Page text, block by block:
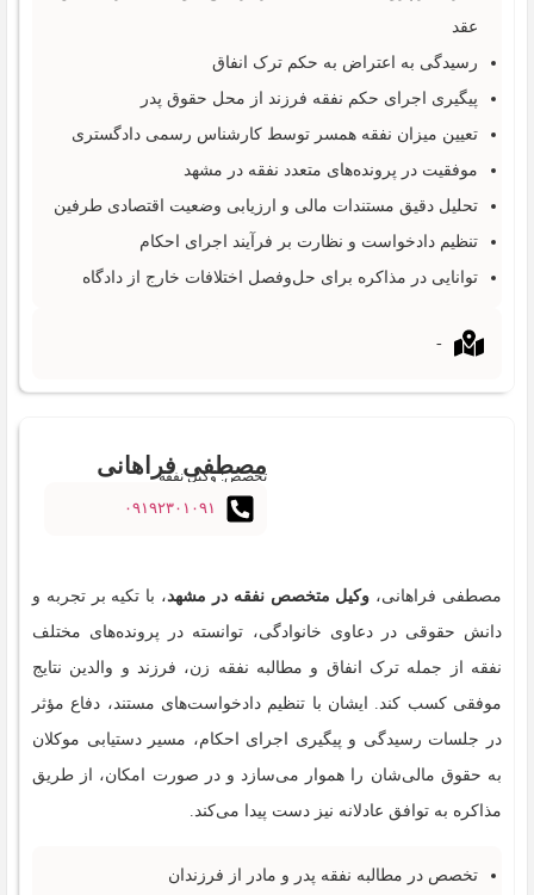
عقد
رسیدگی به اعتراض به حکم ترک انفاق
پیگیری اجرای حکم نفقه فرزند از محل حقوق پدر
تعیین میزان نفقه همسر توسط کارشناس رسمی دادگستری
موفقیت در پرونده‌های متعدد نفقه در مشهد
تحلیل دقیق مستندات مالی و ارزیابی وضعیت اقتصادی طرفین
تنظیم دادخواست و نظارت بر فرآیند اجرای احکام
توانایی در مذاکره برای حل‌وفصل اختلافات خارج از دادگاه
-
مصطفی فراهانی
تخصص: وکیل نفقه
۰۹۱۹۲۳۰۱۰۹۱
مصطفی فراهانی، وکیل متخصص نفقه در مشهد، با تکیه بر تجربه و
دانش حقوقی در دعاوی خانوادگی، توانسته در پرونده‌های مختلف
نفقه از جمله ترک انفاق و مطالبه نفقه زن، فرزند و والدین نتایج
موفقی کسب کند. ایشان با تنظیم دادخواست‌های مستند، دفاع مؤثر
در جلسات رسیدگی و پیگیری اجرای احکام، مسیر دستیابی موکلان
به حقوق مالی‌شان را هموار می‌سازد و در صورت امکان، از طریق
مذاکره به توافق عادلانه نیز دست پیدا می‌کند.
تخصص در مطالبه نفقه پدر و مادر از فرزندان